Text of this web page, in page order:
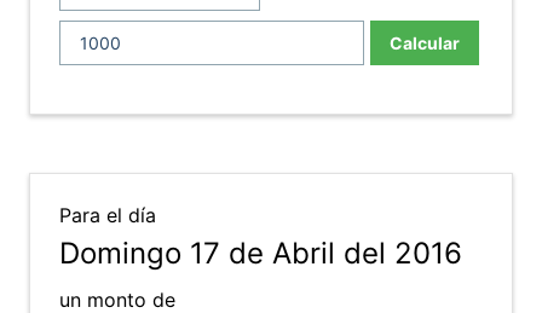
Calcular
Para el día
Domingo 17 de Abril del 2016
un monto de